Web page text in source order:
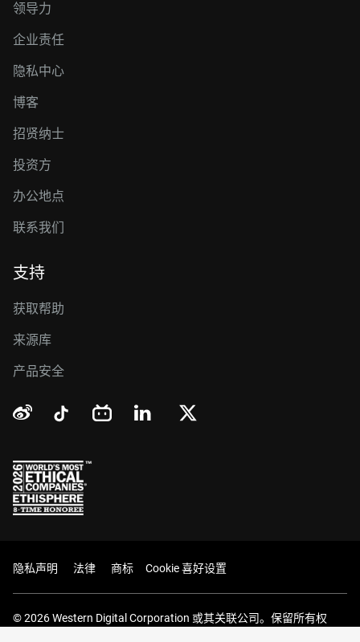
领导力
企业责任
隐私中心
博客
招贤纳士
投资方
办公地点
联系我们
支持
获取帮助
来源库
产品安全
隐私声明 法律 商标 Cookie 喜好设置
© 2026 Western Digital Corporation 或其关联公司。保留所有权